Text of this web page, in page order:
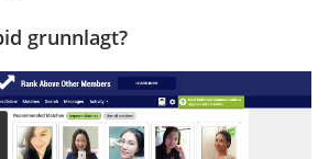
grunnlagt?